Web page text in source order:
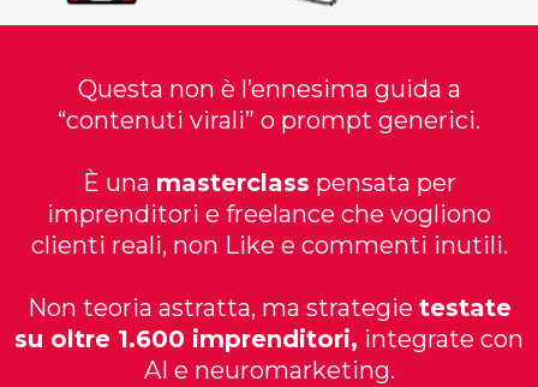
Questa non è l’ennesima guida a
“contenuti virali” o prompt generici.
È una masterclass pensata per
imprenditori e freelance che vogliono
clienti reali, non Like e commenti inutili.
Non teoria astratta, ma strategie testate
su oltre 1.600 imprenditori, integrate con
AI e neuromarketing.